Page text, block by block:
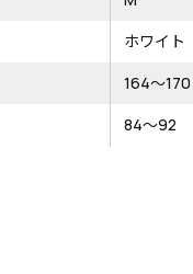
ホワイト
164～170
84～92